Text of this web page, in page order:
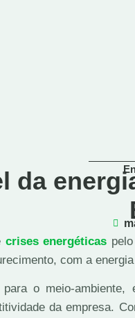
da
crises energéticas
com a
o meio-
da empresa.